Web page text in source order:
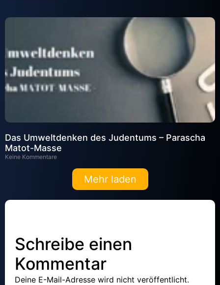
Das Umweltdenken des Judentums – Parascha
Matot-Masse
Keine Kommentare
Mehr laden
Schreibe einen
Kommentar
Deine E-Mail-Adresse wird nicht veröffentlicht.